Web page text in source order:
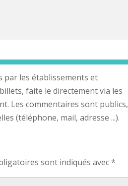
par les établissements et
faite le directement via les
Les commentaires sont publics,
(téléphone, mail, adresse ...).
sont indiqués avec*